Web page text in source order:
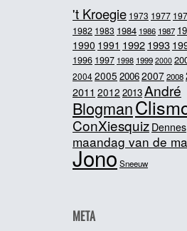
't Kroegie 1973 1977
1982 1983 1984 1986 1987
1990 1991 19921993
1996 1997 1998 1999 2000
20042005 200620072008
2011 2012 2013André
Blogman
ConXiesquiz Dennes
maandag van de
JonoSneeuw
META